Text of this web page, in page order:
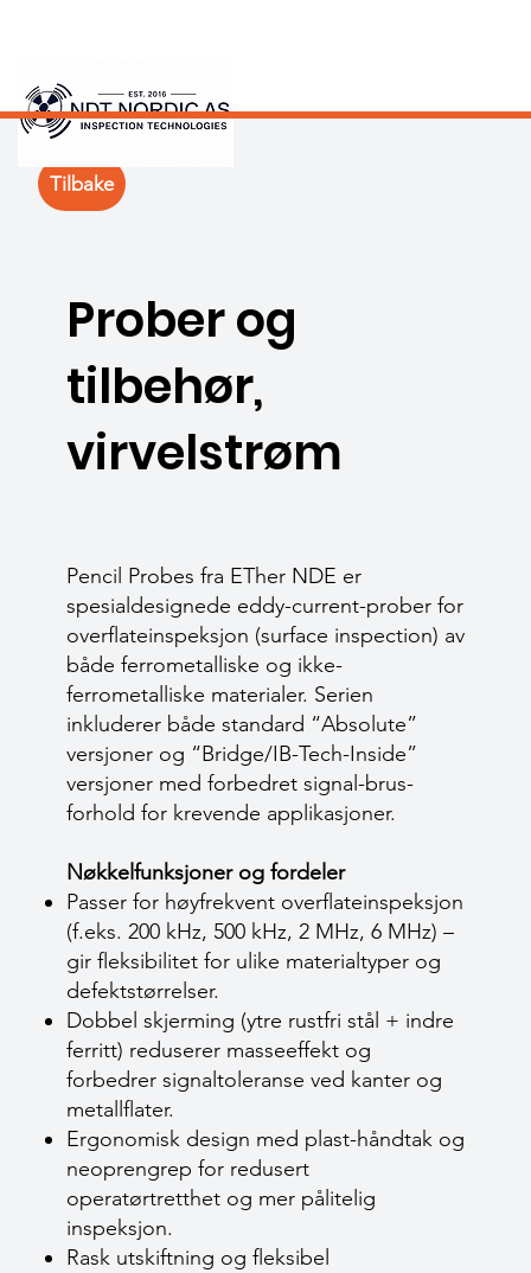
Prober og
tilbehør,
virvelstrøm
Pencil Probes fra ETher NDE er
spesialdesignede eddy-current-prober for
overflate­inspeksjon (surface inspection) av
både ferrometalliske og ikke-
ferrometalliske materialer. Serien
inkluderer både standard “Absolute”
versjoner og “Bridge/IB-Tech-Inside”
versjoner med forbedret signal-brus-
forhold for krevende applikasjoner.
Nøkkelfunksjoner og fordeler
Passer for høyfrekvent overflate­inspeksjon
(f.eks. 200 kHz, 500 kHz, 2 MHz, 6 MHz) –
gir fleksibilitet for ulike materialtyper og
defektstørrelser.
Dobbel skjerming (ytre rustfri stål + indre
ferritt) reduserer masse­effekt og
forbedrer signal­toleranse ved kanter og
metallflater.
Ergonomisk design med plast-håndtak og
neopren­grep for redusert
operatørtretthet og mer pålitelig
inspeksjon.
Rask utskiftning og fleksibel
Tilbake